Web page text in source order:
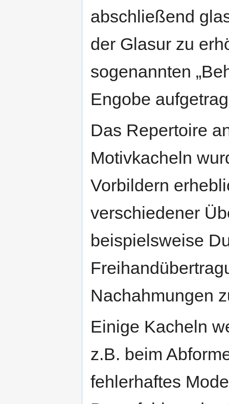
abschließend
der Glasur zu
sogenannten
Engobe
Das Repertoire
Motivkacheln
Vorbildern
verschiedener
beispielsweise
Nachahmungen
Einige Kacheln
z.B. beim
fehlerhaftes